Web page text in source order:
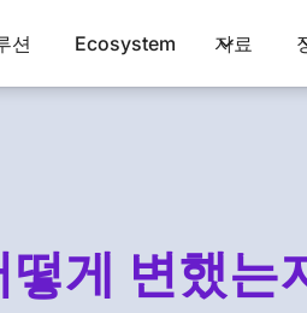
션 Ecosystem 자료
게 변했는